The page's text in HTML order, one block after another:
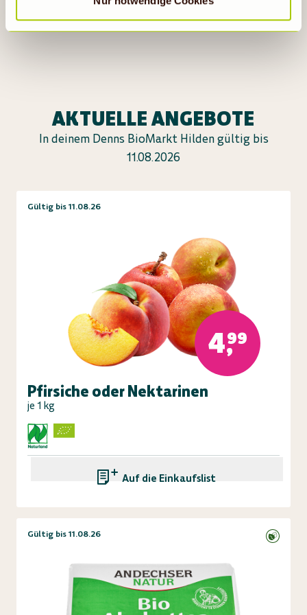
AKTUELLE ANGEBOTE
In deinem Denns BioMarkt Hilden gültig bis
11.08.2026
Gültig bis 11.08.26
4,99
Pfirsiche oder Nektarinen
je 1 kg
Auf die Einkaufsliste
Gültig bis 11.08.26